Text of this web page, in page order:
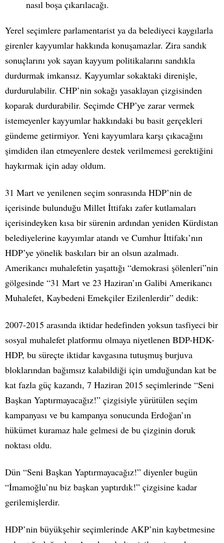
nasıl boşa çıkarılacağı.
Yerel seçimlere parlamentarist ya da belediyeci kaygılarla
girenler kayyumlar hakkında konuşamazlar. Zira sandık
sonuçlarını yok sayan kayyum politikalarını sandıkla
durdurmak imkansız. Kayyumlar sokaktaki direnişle,
durdurulabilir. CHP’nin sokağı yasaklayan çizgisinden
koparak durdurabilir. Seçimde CHP’ye zarar vermek
istemeyenler kayyumlar hakkındaki bu basit gerçekleri
gündeme getirmiyor. Yeni kayyumlara karşı çıkacağını
şimdiden ilan etmeyenlere destek verilmemesi gerektiğini
haykırmak için aday oldum.
31 Mart ve yenilenen seçim sonrasında HDP’nin de
içerisinde bulunduğu Millet İttifakı zafer kutlamaları
içerisindeyken kısa bir sürenin ardından yeniden Kürdistan
belediyelerine kayyımlar atandı ve Cumhur İttifakı’nın
HDP’ye yönelik baskıları bir an olsun azalmadı.
Amerikancı muhalefetin yaşattığı “demokrasi şölenleri”nin
gölgesinde “31 Mart ve 23 Haziran’ın Galibi Amerikancı
Muhalefet, Kaybedeni Emekçiler Ezilenlerdir” dedik:
2007-2015 arasında iktidar hedefinden yoksun tasfiyeci bir
sosyal muhalefet platformu olmaya niyetlenen BDP-HDK-
HDP, bu süreçte iktidar kavgasına tutuşmuş burjuva
bloklarından bağımsız kalabildiği için umduğundan kat be
kat fazla güç kazandı, 7 Haziran 2015 seçimlerinde “Seni
Başkan Yaptırmayacağız!” çizgisiyle yürütülen seçim
kampanyası ve bu kampanya sonucunda Erdoğan’ın
hükümet kuramaz hale gelmesi de bu çizginin doruk
noktası oldu.
Dün “Seni Başkan Yaptırmayacağız!” diyenler bugün
“İmamoğlu’nu biz başkan yaptırdık!” çizgisine kadar
gerilemişlerdir.
HDP’nin büyükşehir seçimlerinde AKP’nin kaybetmesine